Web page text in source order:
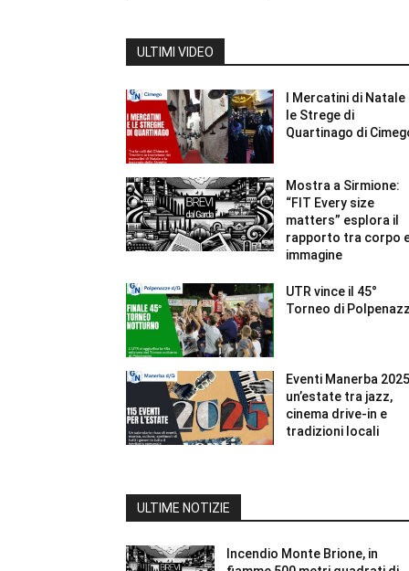
ULTIMI VIDEO
I Mercatini di Natale
le Strege di
Quartinago di
Mostra a Sirmione:
“FIT Every size
matters” esplora il
rapporto tra corpo
immagine
UTR vince il 45°
Torneo di
Eventi Manerba
un’estate tra jazz,
cinema drive-in e
tradizioni locali
ULTIME NOTIZIE
Incendio Monte Brione, in